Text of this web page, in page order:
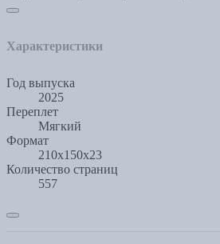
Характеристики
Год выпуска
2025
Переплет
Мягкий
Формат
210х150х23
Количество страниц
557